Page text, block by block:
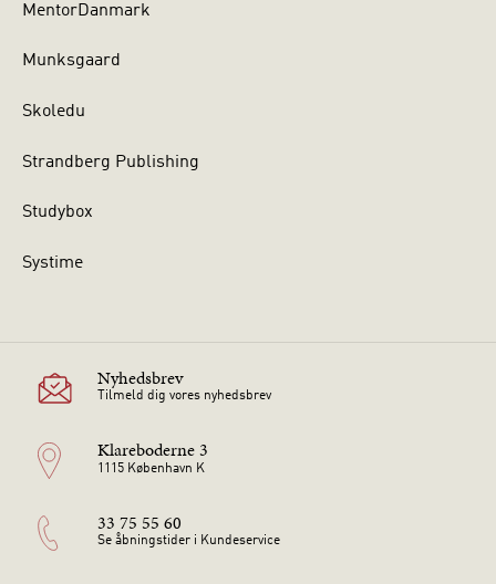
MentorDanmark
Munksgaard
Skoledu
Strandberg Publishing
Studybox
Systime
Nyhedsbrev
Tilmeld dig vores nyhedsbrev
Klareboderne 3
1115 København K
33 75 55 60
Se åbningstider i Kundeservice